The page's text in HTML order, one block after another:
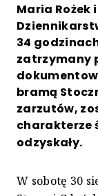
Maria Rożek
34
zatrzymany
bramą
zarzutów,
charakterze
odzyskały.
W sobotę 30